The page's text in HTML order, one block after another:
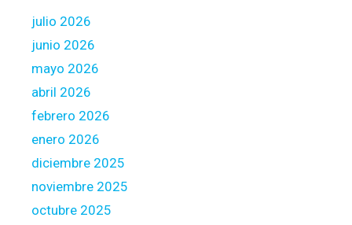
0
0
0
n
c
o
?
julio 2026
junio 2026
mayo 2026
abril 2026
febrero 2026
enero 2026
diciembre 2025
noviembre 2025
octubre 2025